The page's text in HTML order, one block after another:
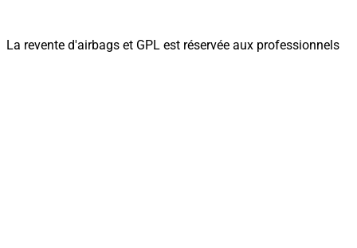
La revente d'airbags et GPL est réservée aux professionnels